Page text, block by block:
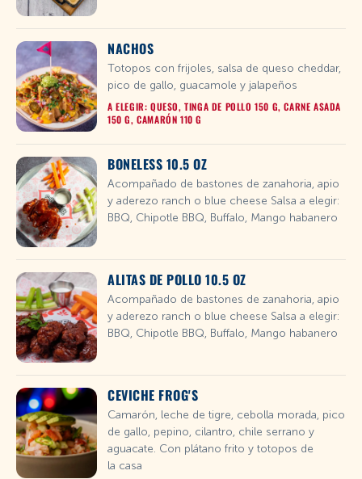
NACHOS
Totopos con frijoles, salsa de queso cheddar,
pico de gallo, guacamole y jalapeños
A ELEGIR: QUESO, TINGA DE POLLO 150 G, CARNE ASADA
150 G, CAMARÓN 110 G
BONELESS 10.5 OZ
Acompañado de bastones de zanahoria, apio
y aderezo ranch o blue cheese Salsa a elegir:
BBQ, Chipotle BBQ, Buffalo, Mango habanero
ALITAS DE POLLO 10.5 OZ
Acompañado de bastones de zanahoria, apio
y aderezo ranch o blue cheese Salsa a elegir:
BBQ, Chipotle BBQ, Buffalo, Mango habanero
CEVICHE FROG'S
Camarón, leche de tigre, cebolla morada, pico
de gallo, pepino, cilantro, chile serrano y
aguacate. Con plátano frito y totopos de
la casa